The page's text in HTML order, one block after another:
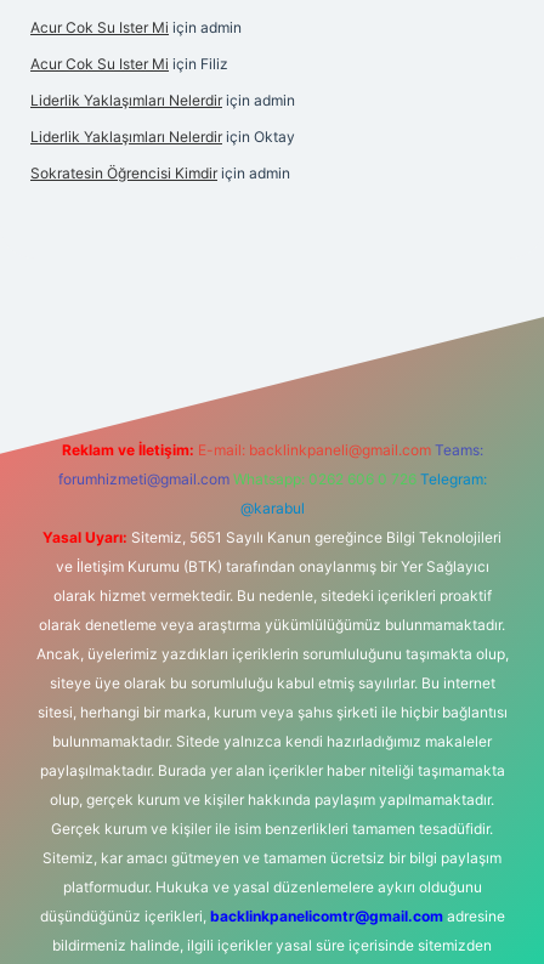
Acur Cok Su Ister Mi için admin
Acur Cok Su Ister Mi için Filiz
Liderlik Yaklaşımları Nelerdir için admin
Liderlik Yaklaşımları Nelerdir için Oktay
Sokratesin Öğrencisi Kimdir için admin
Reklam ve İletişim: E-mail: backlinkpaneli@gmail.com Teams:
forumhizmeti@gmail.com Whatsapp: 0262 606 0 726 Telegram:
@karabul
Yasal Uyarı: Sitemiz, 5651 Sayılı Kanun gereğince Bilgi Teknolojileri
ve İletişim Kurumu (BTK) tarafından onaylanmış bir Yer Sağlayıcı
olarak hizmet vermektedir. Bu nedenle, sitedeki içerikleri proaktif
olarak denetleme veya araştırma yükümlülüğümüz bulunmamaktadır.
Ancak, üyelerimiz yazdıkları içeriklerin sorumluluğunu taşımakta olup,
siteye üye olarak bu sorumluluğu kabul etmiş sayılırlar. Bu internet
sitesi, herhangi bir marka, kurum veya şahıs şirketi ile hiçbir bağlantısı
bulunmamaktadır. Sitede yalnızca kendi hazırladığımız makaleler
paylaşılmaktadır. Burada yer alan içerikler haber niteliği taşımamakta
olup, gerçek kurum ve kişiler hakkında paylaşım yapılmamaktadır.
Gerçek kurum ve kişiler ile isim benzerlikleri tamamen tesadüfidir.
Sitemiz, kar amacı gütmeyen ve tamamen ücretsiz bir bilgi paylaşım
platformudur. Hukuka ve yasal düzenlemelere aykırı olduğunu
düşündüğünüz içerikleri, backlinkpanelicomtr@gmail.comadresine
bildirmeniz halinde, ilgili içerikler yasal süre içerisinde sitemizden